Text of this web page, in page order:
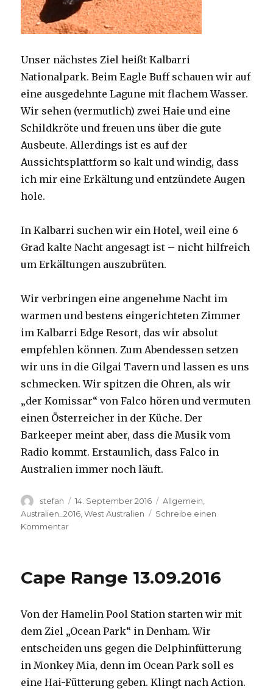
Unser nächstes Ziel heißt Kalbarri
Nationalpark. Beim Eagle Buff schauen wir auf
eine ausgedehnte Lagune mit flachem Wasser.
Wir sehen (vermutlich) zwei Haie und eine
Schildkröte und freuen uns über die gute
Ausbeute. Allerdings ist es auf der
Aussichtsplattform so kalt und windig, dass
ich mir eine Erkältung und entzündete Augen
hole.
In Kalbarri suchen wir ein Hotel, weil eine 6
Grad kalte Nacht angesagt ist – nicht hilfreich
um Erkältungen auszubrüten.
Wir verbringen eine angenehme Nacht im
warmen und bestens eingerichteten Zimmer
im Kalbarri Edge Resort, das wir absolut
empfehlen können. Zum Abendessen setzen
wir uns in die Gilgai Tavern und lassen es uns
schmecken. Wir spitzen die Ohren, als wir
„der Komissar“ von Falco hören und vermuten
einen Österreicher in der Küche. Der
Barkeeper meint aber, dass die Musik vom
Radio kommt. Erstaunlich, dass Falco in
Australien immer noch läuft.
Autor
stefan
Veröffentlicht
am
14. September 2016 Kategorien
Allgemein
Australien_2016 ,West Australien
Schreibe einen
Kommentarzu
Cape Range 13.09.2016
Von der Hamelin Pool Station starten wir mit
dem Ziel „Ocean Park“ in Denham. Wir
entscheiden uns gegen die Delphinfütterung
in Monkey Mia, denn im Ocean Park soll es
eine Hai-Fütterung geben. Klingt nach Action.